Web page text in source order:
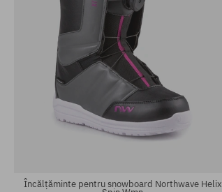
Încălțăminte pentru snowboard Northwave Helix